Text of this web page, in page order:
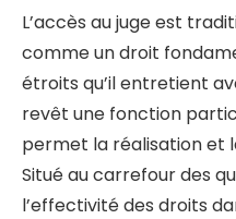
L’accès au juge est
comme un droit
étroits qu’il entretient
revêt une fonction
permet la réalisation et
Situé au carrefour des
l’effectivité des droits